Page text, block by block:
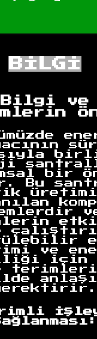
BİLGİ
Bilgi ve
bir
Bu
ve
için